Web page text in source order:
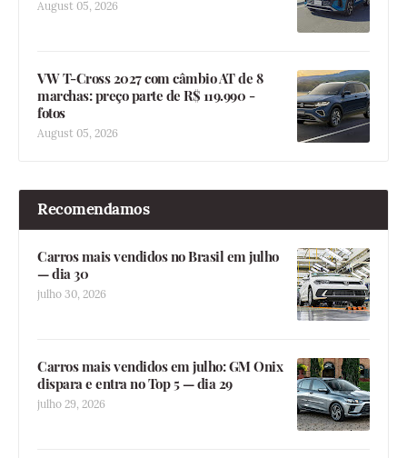
August 05, 2026
VW T-Cross 2027 com câmbio AT de 8
marchas: preço parte de R$ 119.990 -
fotos
August 05, 2026
Recomendamos
Carros mais vendidos no Brasil em julho
— dia 30
julho 30, 2026
Carros mais vendidos em julho: GM Onix
dispara e entra no Top 5 — dia 29
julho 29, 2026